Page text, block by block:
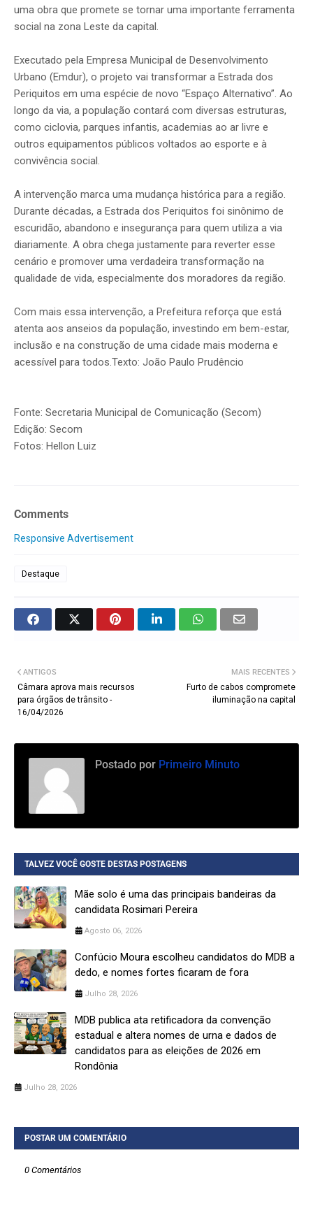
uma obra que promete se tornar uma importante ferramenta
social na zona Leste da capital.
Executado pela Empresa Municipal de Desenvolvimento
Urbano (Emdur), o projeto vai transformar a Estrada dos
Periquitos em uma espécie de novo “Espaço Alternativo”. Ao
longo da via, a população contará com diversas estruturas,
como ciclovia, parques infantis, academias ao ar livre e
outros equipamentos públicos voltados ao esporte e à
convivência social.
A intervenção marca uma mudança histórica para a região.
Durante décadas, a Estrada dos Periquitos foi sinônimo de
escuridão, abandono e insegurança para quem utiliza a via
diariamente. A obra chega justamente para reverter esse
cenário e promover uma verdadeira transformação na
qualidade de vida, especialmente dos moradores da região.
Com mais essa intervenção, a Prefeitura reforça que está
atenta aos anseios da população, investindo em bem-estar,
inclusão e na construção de uma cidade mais moderna e
acessível para todos.Texto: João Paulo Prudêncio
Fonte: Secretaria Municipal de Comunicação (Secom)
Edição: Secom
Fotos: Hellon Luiz
Comments
Responsive Advertisement
Destaque
MAIS RECENTES
Furto de cabos compromete
iluminação na capital
ANTIGOS
Câmara aprova mais recursos
para órgãos de trânsito -
16/04/2026
Postado por Primeiro Minuto
TALVEZ VOCÊ GOSTE DESTAS POSTAGENS
Mãe solo é uma das principais bandeiras da
candidata Rosimari Pereira
Agosto 06, 2026
Confúcio Moura escolheu candidatos do MDB a
dedo, e nomes fortes ficaram de fora
Julho 28, 2026
MDB publica ata retificadora da convenção
estadual e altera nomes de urna e dados de
candidatos para as eleições de 2026 em
Rondônia
Julho 28, 2026
POSTAR UM COMENTÁRIO
0 Comentários